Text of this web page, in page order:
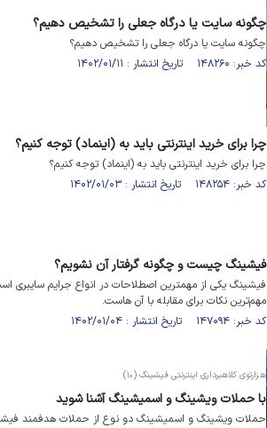
چگونه سایت یا درگاه جعلی را تشخیص دهیم؟
چگونه سایت یا درگاه جعلی را تشخیص دهیم؟
کد خبر: ۱۴۸۲۶۰ تاریخ انتشار : ۱۴۰۲/۰۱/۱۱
چرا برای خرید اینترنتی باید به (اینماد) توجه کنیم؟
چرا برای خرید اینترنتی باید به (اینماد) توجه کنیم؟
کد خبر: ۱۴۸۲۵۴ تاریخ انتشار : ۱۴۰۲/۰۱/۰۳
فیشینگ چیست و چگونه گرفتار آن نشویم؟
فیشینگ یکی از مهمترین اصطلاحات در انواع جرایم سایبری
مهم‌ترین نکات برای مقابله با آن هاست.
کد خبر: ۱۴۷۰۹۴ تاریخ انتشار : ۱۴۰۲/۰۱/۰۴
هزارتوی کلاهبرداری اینترنتی فیشینگ (۱۰)
با حملات ویشینگ و اسمیشینگ آشنا شوید
حملات ویشینگ و اسمیشینگ دو نوع از حملات هدفمند